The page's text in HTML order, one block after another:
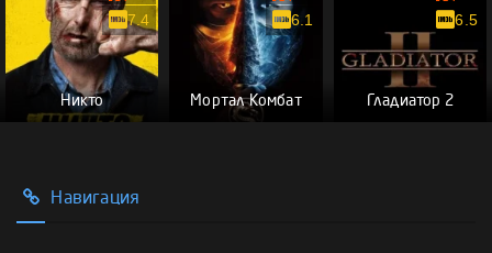
Никто
7.4
Мортал Комбат
6.1
Гладиатор 2
6.5
Навигация